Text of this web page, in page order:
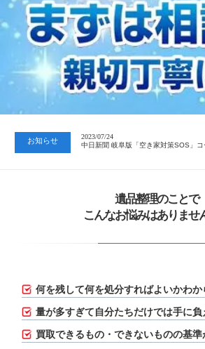
お知らせ
2023/01/12
買取・片付けのアイワクリーン
2023/07/24
中日新聞 岐阜版「空き家対策SOS」
2023/07/24
遺品整理のことで
こんなお悩みはありませ
何を残して何を処分すればよいかわか
量が多すぎて自分たちだけでは手に負
買取できるもの・できないものの基